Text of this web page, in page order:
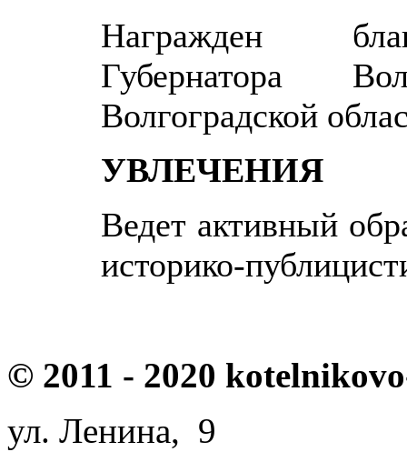
Награжден
Губернатора
Волгоградской
УВЛЕЧЕНИЯ
Ведет активный
историко-
© 2011 - 2020
ул. Ленина, 9